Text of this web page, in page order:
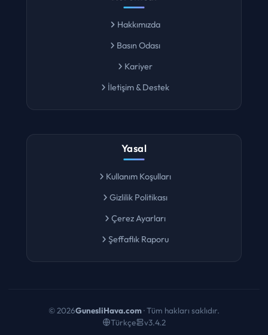
Kurumsal
Yasal
GunesliHava.com· Tüm hakları saklıdır.